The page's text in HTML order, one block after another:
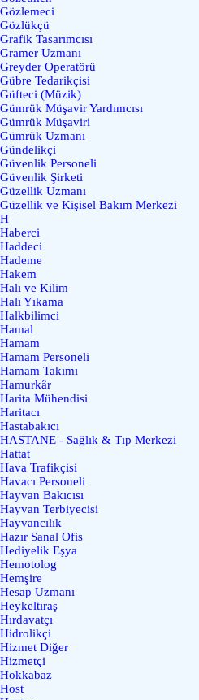
Gözlemeci
Gözlükçü
Grafik Tasarımcısı
Gramer Uzmanı
Greyder Operatörü
Gübre Tedarikçisi
Güfteci (Müzik)
Gümrük Müşavir Yardımcısı
Gümrük Müşaviri
Gümrük Uzmanı
Gündelikçi
Güvenlik Personeli
Güvenlik Şirketi
Güzellik Uzmanı
Güzellik ve Kişisel Bakım Merkezi
H
Haberci
Haddeci
Hademe
Hakem
Halı ve Kilim
Halı Yıkama
Halkbilimci
Hamal
Hamam
Hamam Personeli
Hamam Takımı
Hamurkâr
Harita Mühendisi
Haritacı
Hastabakıcı
HASTANE - Sağlık & Tıp Merkezi
Hattat
Hava Trafikçisi
Havacı Personeli
Hayvan Bakıcısı
Hayvan Terbiyecisi
Hayvancılık
Hazır Sanal Ofis
Hediyelik Eşya
Hemotolog
Hemşire
Hesap Uzmanı
Heykeltıraş
Hırdavatçı
Hidrolikçi
Hizmet Diğer
Hizmetçi
Hokkabaz
Host